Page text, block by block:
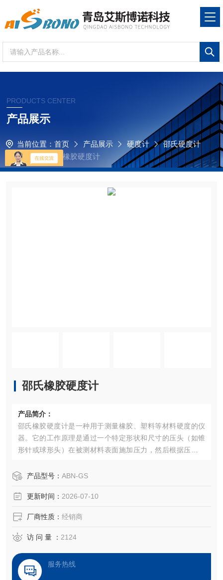
PRODUCTS CENTER
产品展示
当前位置： 首页 产品展示 硬度计
邵氏硬度计
ABN-GS邵氏橡胶硬度计
邵氏橡胶硬度计
产品简介：
邵氏橡胶硬度计是一种用于测量橡胶、塑料等材料硬度的仪
器。它的工作原理是通过一个特定形状和尺寸的压头（如锥
形针或球形头）在被测材料表面施加压力，然后根据压痕的
的测量结果以“度"为单位，分为A型和D型，分别适用于不同
产品型号： ABN-GS
更新时间： 2026-07-10
厂商性质： 经销商
访 问 量 ： 2124
服务热线